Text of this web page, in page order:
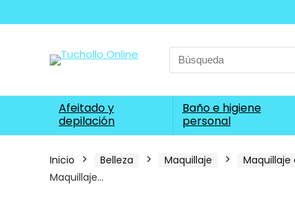
Search
for:
Afeitado y
depilación
Baño e higiene
personal
Inicio Belleza Maquillaje Maquillaje
Maquillaje…